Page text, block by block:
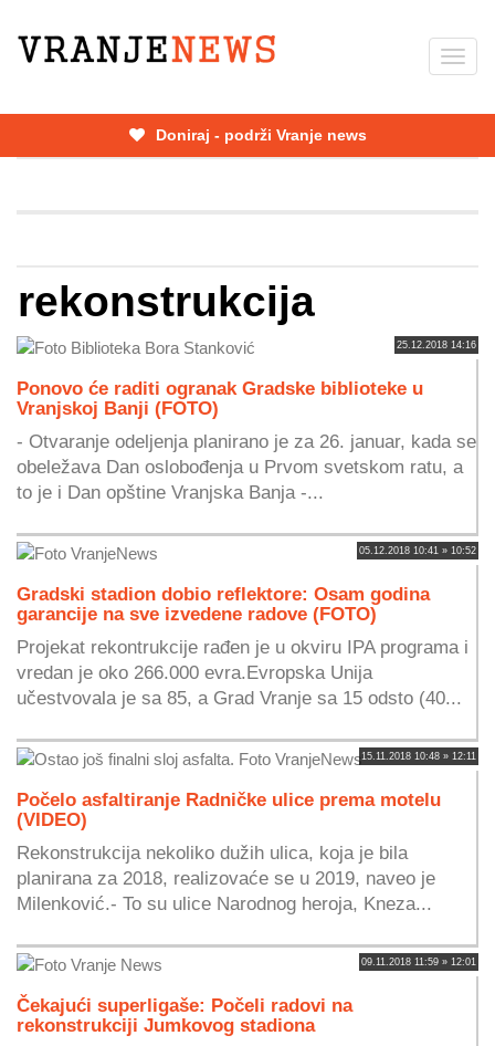
Skip
Doniraj - podrži Vranje news
rekonstrukcija
25.12.2018 14:16
Ponovo će raditi ogranak Gradske biblioteke u
Vranjskoj Banji (FOTO)
- Otvaranje odeljenja planirano je za 26. januar, kada se
obeležava Dan oslobođenja u Prvom svetskom ratu, a
to je i Dan opštine Vranjska Banja -...
05.12.2018 10:41 » 10:52
Gradski stadion dobio reflektore: Osam godina
garancije na sve izvedene radove (FOTO)
Projekat rekontrukcije rađen je u okviru IPA programa i
vredan je oko 266.000 evra.Evropska Unija
učestvovala je sa 85, a Grad Vranje sa 15 odsto (40...
15.11.2018 10:48 » 12:11
Počelo asfaltiranje Radničke ulice prema motelu
(VIDEO)
Rekonstrukcija nekoliko dužih ulica, koja je bila
planirana za 2018, realizovaće se u 2019, naveo je
Milenković.- To su ulice Narodnog heroja, Kneza...
09.11.2018 11:59 » 12:01
Čekajući superligaše: Počeli radovi na
rekonstrukciji Jumkovog stadiona